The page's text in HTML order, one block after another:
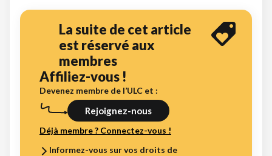
La suite de cet article
est réservé aux
membres
Affiliez-vous !
Devenez membre de l’ULC et :
Rejoignez-nous
Déjà membre ? Connectez-vous !
Informez-vous sur vos droits de